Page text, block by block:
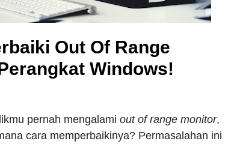
Out Of Range
Windows!
pernah mengalami out of range monitor,
cara memperbaikinya? Permasalahan ini